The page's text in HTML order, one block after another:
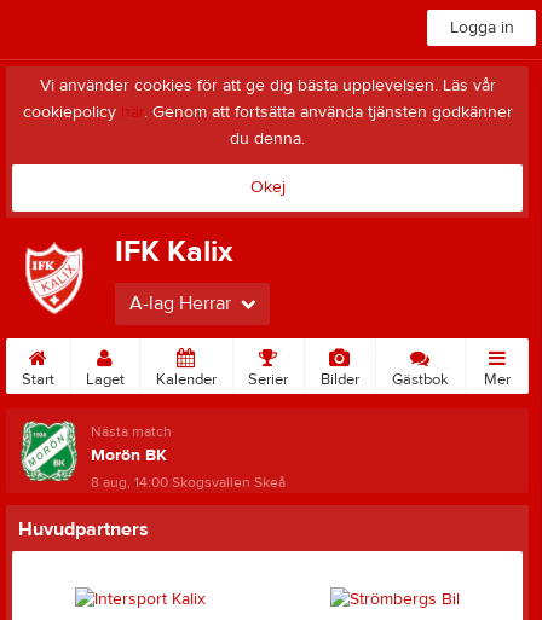
Logga in
Vi använder cookies för att ge dig bästa upplevelsen. Läs vår
cookiepolicy här. Genom att fortsätta använda tjänsten godkänner
du denna.
Okej
IFK Kalix
A-lag Herrar
Start Laget Kalender Serier Bilder Gästbok Mer
Nästa match
Morön BK
8 aug, 14:00Skogsvallen Skeå
Huvudpartners